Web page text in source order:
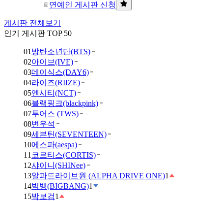
연예인 게시판 신청
게시판 전체보기
인기 게시판 TOP 50
01 방탄소년단(BTS)
02아이브(IVE)
03데이식스(DAY6)
04라이즈(RIIZE)
05엔시티(NCT)
06블랙핑크(blackpink)
07투어스 (TWS)
08변우석
09세븐틴(SEVENTEEN)
10에스파(aespa)
11 코르티스(CORTIS)
12샤이니(SHINee)
13알파드라이브원 (ALPHA DRIVE ONE)1
14빅뱅(BIGBANG)1
15박보검1